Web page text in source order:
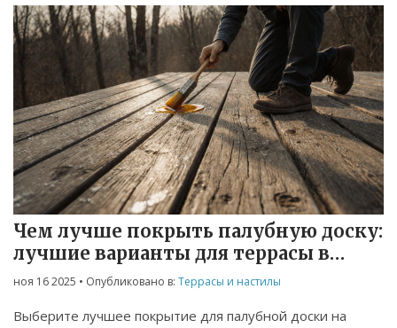
Чем лучше покрыть палубную доску:
лучшие варианты для террасы в
России
ноя 16 2025 • Опубликовано в: Террасы и настилы
Выберите лучшее покрытие для палубной доски на